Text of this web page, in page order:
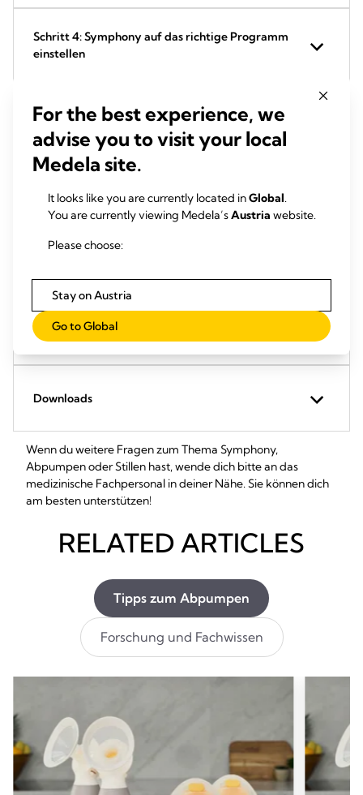
Schritt 4: Symphony auf das richtige Programm
einstellen
Schritt 5: Finde dein maximales Komfort-Vakuum
Gebrauch
Mehr erfahren: Warum Abpumpen jetzt so wichtig
ist
Downloads
Wenn du weitere Fragen zum Thema Symphony,
Abpumpen oder Stillen hast, wende dich bitte an das
medizinische Fachpersonal in deiner Nähe. Sie können dich
am besten unterstützen!
RELATED ARTICLES
Tipps zum Abpumpen
Forschung und Fachwissen
For the best experience, we
advise you to visit your local
Medela site.
It looks like you are currently located inGlobal.
You are currently viewing Medela’sAustria website.
Please choose:
Stay on Austria
Go to Global